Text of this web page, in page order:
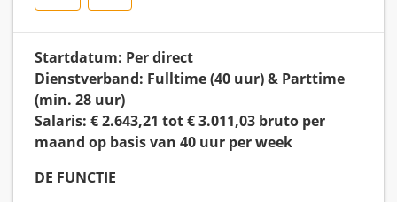
Startdatum: Per direct
Dienstverband: Fulltime (40 uur) & Parttime
(min. 28 uur)
Salaris: € 2.643,21 tot € 3.011,03 bruto per
maand op basis van 40 uur per week
DE FUNCTIE